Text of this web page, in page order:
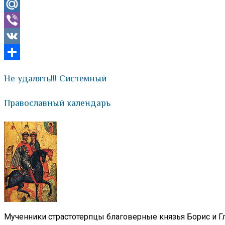
Odnoklassniki
Mail.Ru
Viber
VK
Не удалять!!! Системный
Православный календарь
Мученники страстотерпцы благоверные князья Борис и